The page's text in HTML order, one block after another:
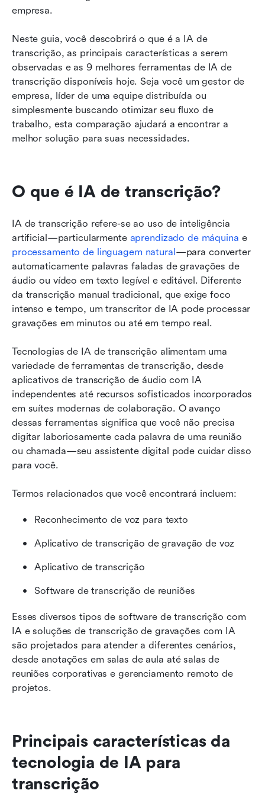
empresa.
Neste guia, você descobrirá o que é a IA de
transcrição, as principais características a serem
observadas e as 9 melhores ferramentas de IA de
transcrição disponíveis hoje. Seja você um gestor de
empresa, líder de uma equipe distribuída ou
simplesmente buscando otimizar seu fluxo de
trabalho, esta comparação ajudará a encontrar a
melhor solução para suas necessidades.
O que é IA de transcrição?
IA de transcrição refere-se ao uso de inteligência
artificial—particularmente aprendizado de máquina
e
processamento de linguagem natural—para converter
automaticamente palavras faladas de gravações de
áudio ou vídeo em texto legível e editável. Diferente
da transcrição manual tradicional, que exige foco
intenso e tempo, um transcritor de IA pode processar
gravações em minutos ou até em tempo real.
Tecnologias de IA de transcrição alimentam uma
variedade de ferramentas de transcrição, desde
aplicativos de transcrição de áudio com IA
independentes até recursos sofisticados incorporados
em suítes modernas de colaboração. O avanço
dessas ferramentas significa que você não precisa
digitar laboriosamente cada palavra de uma reunião
ou chamada—seu assistente digital pode cuidar disso
para você.
Termos relacionados que você encontrará incluem:
Reconhecimento de voz para texto
Aplicativo de transcrição de gravação de voz
Aplicativo de transcrição
Software de transcrição de reuniões
Esses diversos tipos de software de transcrição com
IA e soluções de transcrição de gravações com IA
são projetados para atender a diferentes cenários,
desde anotações em salas de aula até salas de
reuniões corporativas e gerenciamento remoto de
projetos.
Principais características da
tecnologia de IA para
transcrição